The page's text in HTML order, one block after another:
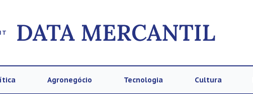
Agronegócio Tecnologia Cultura